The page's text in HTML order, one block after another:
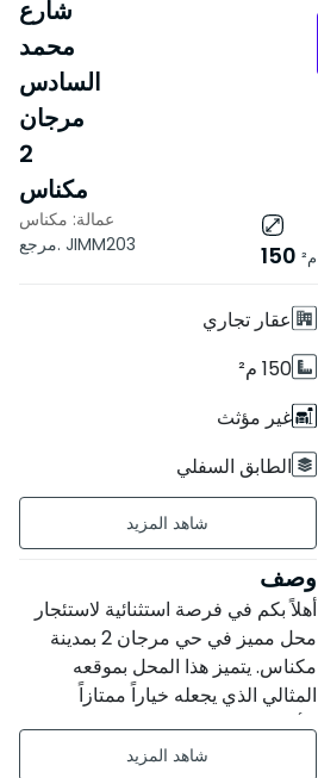
شارع
محمد
السادس
مرجان
2
مكناس
عمالة: مكناس
مرجع. JIMM203
150 م²
خصائص
بدون مصعد
عقار تجاري
150 م²
غير مؤثث
الطابق السفلي
عمر البناء : بين 1 و 5 سنوات
قبو 150 م²
وصف
أهلاً بكم في فرصة استثنائية لاستئجار
محل مميز في حي مرجان 2 بمدينة
مكناس. يتميز هذا المحل بموقعه
المثالي الذي يجعله خياراً ممتازاً
للأنشطة التجارية. مع مساحة واسعة
تبلغ 150 متر مربع، يتيح لك هذا المحل